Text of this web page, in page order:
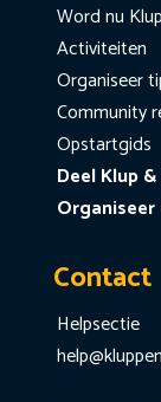
Word nu
Activiteiten
Organiseer
Community
Opstartgids
Deel Klup
Organiseer
Contact
Helpsectie